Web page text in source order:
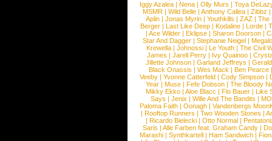
Iggy Azalea | Nena | Olly Murs | Toya
MSMR |Wild Belle |Anthony Callea |Zibbz
Aplin | Jonas Myrin | Youthkills | ZAZ | The
Berger |Last Like Deep |Kodaline |Lorde |
|Ace Wilder |Eklipse |Sharon Doorson |
Star And Dagger | Stephanie Neigel |
Krewella | Johnossi | Le Youth | The Civil
James | Jarell Perry | Ivy Quainoo |
Jillette Johnson | Garland Jeffreys |
Black Onassis | Wes Mack | Ben Pearce
Veeby | Yvonne Catterfeld | Cody Simpson |
Year |Muse |Fefe Dobson |The Bloody
Mikky Ekko | Aloe Blacc | Flo Bauer | Like
Says | Jenix | Wille And The Bandits | MO
Paloma Faith |Oonagh |Vandenbergs
|Rooftop Runners |Two Wooden Stones |
| Ricardo Bielecki | Otto Normal |
Saris | Alle Farben feat. Graham Candy |
Marashi | Synthkartell | Ham Sandwich |